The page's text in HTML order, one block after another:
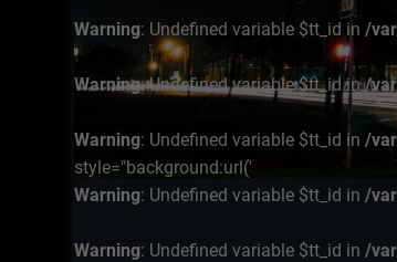
Warning: Undefined variable $tt_id in /
Warning: Undefined variable $tt_id in/
Warning: Undefined variable $tt_id in /
style="background:url('
Warning: Undefined variable $tt_id in /
Warning: Undefined variable $tt_id in /